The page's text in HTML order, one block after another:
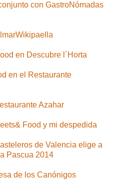
con GastroNómadas
en Descubre l´Horta
en el Restaurante
Azahar
Food y mi despedida
de Valencia elige a
Pascua 2014
de los Canónigos